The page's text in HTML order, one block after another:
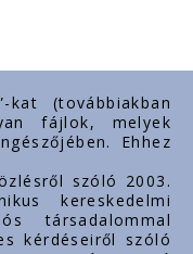
kat (továbbiakban
fájlok, melyek
Ehhez
szóló 2003.
kereskedelmi
társadalommal
kérdéseiről szóló